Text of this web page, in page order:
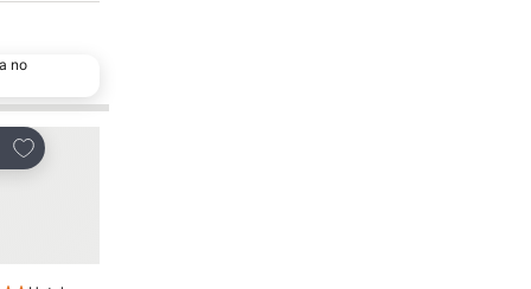
no
Adicionar aos favoritos